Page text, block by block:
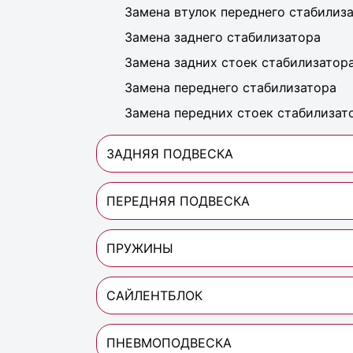
Замена втулок переднего
Замена заднего стабилизатора
Замена задних стоек
Замена переднего стабилизатора
Замена передних стоек
ЗАДНЯЯ ПОДВЕСКА
ПЕРЕДНЯЯ ПОДВЕСКА
ПРУЖИНЫ
САЙЛЕНТБЛОК
ПНЕВМОПОДВЕСКА